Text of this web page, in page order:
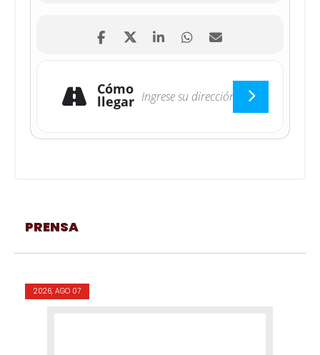
Cómo
llegar
PRENSA
2026, AGO 07